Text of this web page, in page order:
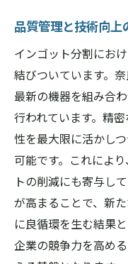
品質管理と技術向上
インゴット分割にお
結びついています。
最新の機器を組み合
行われています。精
性を最大限に活かし
可能です。これによ
トの削減にも寄与し
が高まることで、新
に良循環を生む結果
企業の競争力を高め